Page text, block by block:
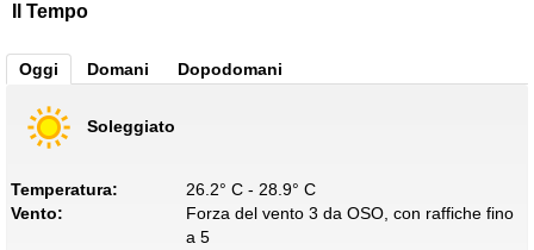
Il Tempo
Oggi Domani Dopodomani
Soleggiato
Temperatura:
26.2° C - 28.9° C
Vento:
Forza del vento 3 da OSO, con raffiche fino
a 5